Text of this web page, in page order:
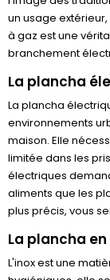
un usage
à gaz est une
branchement
La plancha
La plancha
environnements
maison. Elle
limitée dans les
électriques
aliments que les
plus précis, vous
La plancha
L'inox est une